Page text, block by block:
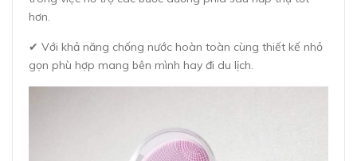
hơn.
✔ Với khả năng chống nước hoàn toàn cùng thiết kế nhỏ
gọn phù hợp mang bên mình hay đi du lịch.